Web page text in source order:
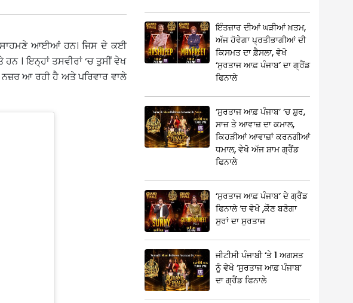
ਸਾਹਮਣੇ ਆਈਆਂ ਹਨ। ਜਿਸ ਦੇ ਕਈ
। ਇਨ੍ਹਾਂ ਤਸਵੀਰਾਂ ‘ਚ ਤੁਸੀਂ ਵੇਖ
ਆ ਰਹੀ ਹੈ ਅਤੇ ਪਰਿਵਾਰ ਵਾਲੇ
ਇੰਤਜ਼ਾਰ ਦੀਆਂ ਘੜੀਆਂ ਖ਼ਤਮ,
ਅੱਜ ਹੋਵੇਗਾ ਪ੍ਰਤੀਭਾਗੀਆਂ ਦੀ
ਕਿਸਮਤ ਦਾ ਫ਼ੈਸਲਾ, ਵੇਖੋ
‘ਸੁਰਤਾਜ ਆਫ਼ ਪੰਜਾਬ’ ਦਾ ਗ੍ਰੈਂਡ
ਫਿਨਾਲੇ
‘ਸੁਰਤਾਜ ਆਫ਼ ਪੰਜਾਬ’ ‘ਚ ਸ਼ੁਰ,
ਸਾਜ਼ ਤੇ ਆਵਾਜ਼ ਦਾ ਕਮਾਲ,
ਕਿਹੜੀਆਂ ਆਵਾਜ਼ਾਂ ਕਰਨਗੀਆਂ
ਧਮਾਲ, ਵੇਖੋ ਅੱਜ ਸ਼ਾਮ ਗ੍ਰੈਂਡ
ਫਿਨਾਲੇ
‘ਸੁਰਤਾਜ ਆਫ਼ ਪੰਜਾਬ’ ਦੇ ਗ੍ਰੈਂਡ
ਫਿਨਾਲੇ ‘ਚ ਵੇਖੋ ,ਕੌਣ ਬਣੇਗਾ
ਸੁਰਾਂ ਦਾ ਸੁਰਤਾਜ
ਜੀਟੀਸੀ ਪੰਜਾਬੀ ‘ਤੇ 1 ਅਗਸਤ
ਨੂੰ ਵੇਖੋ ‘ਸੁਰਤਾਜ ਆਫ਼ ਪੰਜਾਬ’
ਦਾ ਗ੍ਰੈਂਡ ਫਿਨਾਲੇ